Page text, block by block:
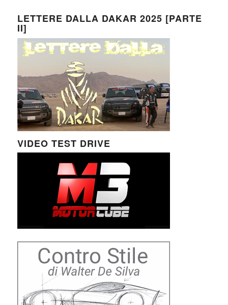
LETTERE DALLA DAKAR 2025 [PARTE
II]
VIDEO TEST DRIVE